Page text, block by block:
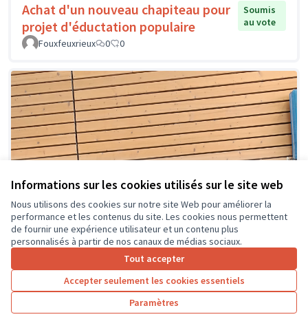
Informations sur les cookies utilisés sur le site web
Nous utilisons des cookies sur notre site Web pour améliorer la
performance et les contenus du site. Les cookies nous permettent
de fournir une expérience utilisateur et un contenu plus
personnalisés à partir de nos canaux de médias sociaux.
Tout accepter
Accepter seulement les cookies essentiels
Paramètres
Achat d'un nouveau chapiteau pour
projet d'éductation populaire
Soumis
au vote
Fouxfeuxrieux
0 0